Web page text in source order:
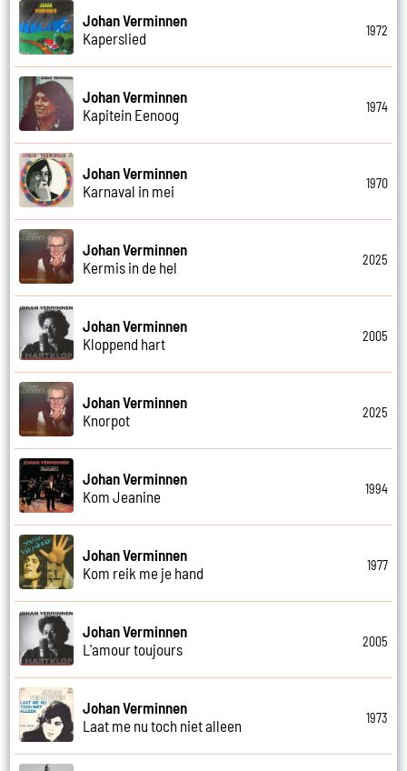
Johan Verminnen
Kaperslied
1972
Johan Verminnen
Kapitein Eenoog
1974
Johan Verminnen
Karnaval in mei
1970
Johan Verminnen
Kermis in de hel
2025
Johan Verminnen
Kloppend hart
2005
Johan Verminnen
Knorpot
2025
Johan Verminnen
Kom Jeanine
1994
Johan Verminnen
Kom reik me je hand
1977
Johan Verminnen
L'amour toujours
2005
Johan Verminnen
Laat me nu toch niet alleen
1973